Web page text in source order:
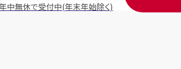
中無休で受付中(年末年始除く)